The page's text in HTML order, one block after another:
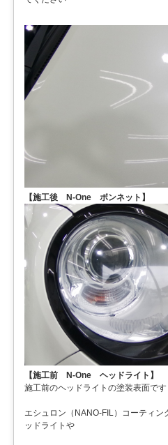
【施工後 N-One ボンネット】
【施工前 N-One ヘッドライト】
施工前のヘッドライトの塗装表面です
エシュロン（NANO-FIL）コーティン
ッドライトや